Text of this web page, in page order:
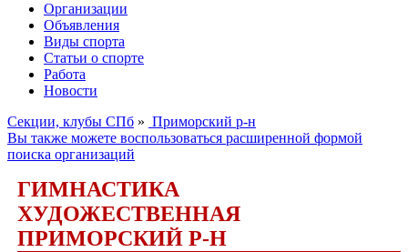
Организации
Объявления
Виды спорта
Статьи о спорте
Работа
Новости
Секции, клубы СПб » Приморский р-н
Вы также можете воспользоваться расширенной формой
поиска организаций
ГИМНАСТИКА
ХУДОЖЕСТВЕННАЯ
ПРИМОРСКИЙ Р-Н